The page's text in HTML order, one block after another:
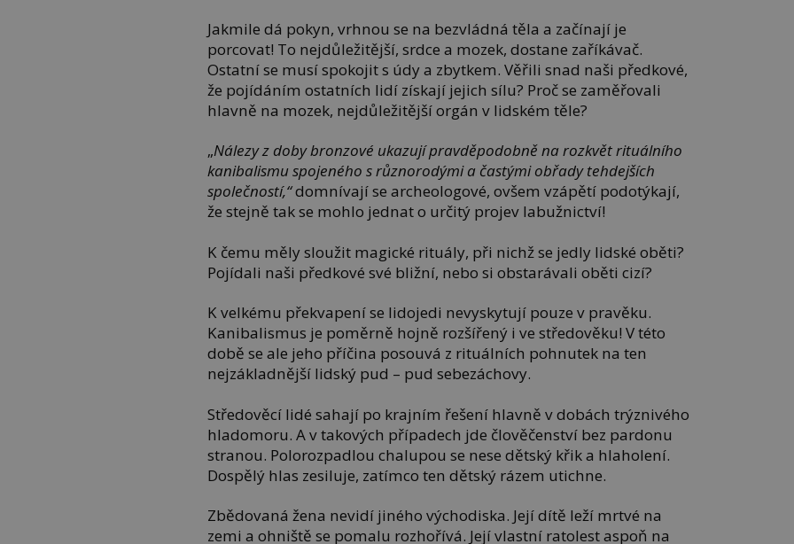
Jakmile dá pokyn, vrhnou se na bezvládná těla a začínají je
porcovat! To nejdůležitější, srdce a mozek, dostane zaříkávač.
Ostatní se musí spokojit s údy a zbytkem. Věřili snad naši předkové,
že pojídáním ostatních lidí získají jejich sílu? Proč se zaměřovali
hlavně na mozek, nejdůležitější orgán v lidském těle?
„Nálezy z doby bronzové ukazují pravděpodobně na rozkvět rituálního
kanibalismu spojeného s různorodými a častými obřady tehdejších
společností,“domnívají se archeologové, ovšem vzápětí podotýkají,
že stejně tak se mohlo jednat o určitý projev labužnictví!
K čemu měly sloužit magické rituály, při nichž se jedly lidské oběti?
Pojídali naši předkové své bližní, nebo si obstarávali oběti cizí?
K velkému překvapení se lidojedi nevyskytují pouze v pravěku.
Kanibalismus je poměrně hojně rozšířený i ve středověku! V této
době se ale jeho příčina posouvá z rituálních pohnutek na ten
nejzákladnější lidský pud – pud sebezáchovy.
Středověcí lidé sahají po krajním řešení hlavně v dobách trýznivého
hladomoru. A v takových případech jde člověčenství bez pardonu
stranou. Polorozpadlou chalupou se nese dětský křik a hlaholení.
Dospělý hlas zesiluje, zatímco ten dětský rázem utichne.
Zbědovaná žena nevidí jiného východiska. Její dítě leží mrtvé na
zemi a ohniště se pomalu rozhořívá. Její vlastní ratolest aspoň na